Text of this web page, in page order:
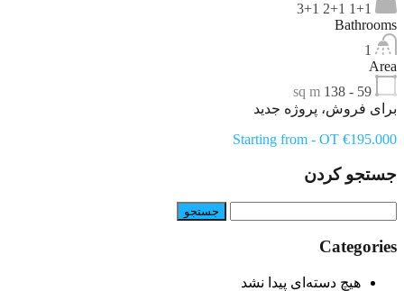
1+1 2+1 3+1
Bathrooms
1
Area
59 - 138
sq m
برای فروش، پروژه جدید
Starting from - OT €195.000
جستجو کردن
Categories
هیچ دسته‌ای پیدا نشد